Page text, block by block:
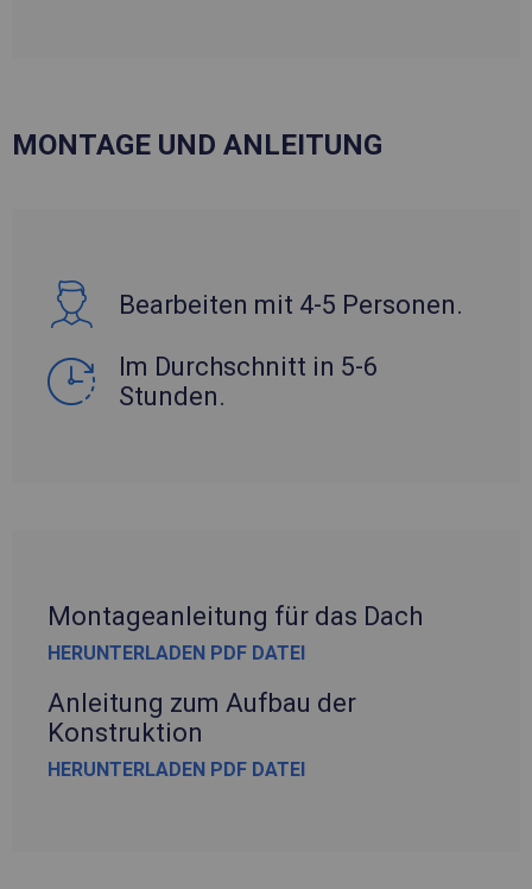
MONTAGE UND ANLEITUNG
Bearbeiten mit 4-5 Personen.
Im Durchschnitt in 5-6
Stunden.
Montageanleitung für das Dach
HERUNTERLADEN PDF DATEI
Anleitung zum Aufbau der
Konstruktion
HERUNTERLADEN PDF DATEI